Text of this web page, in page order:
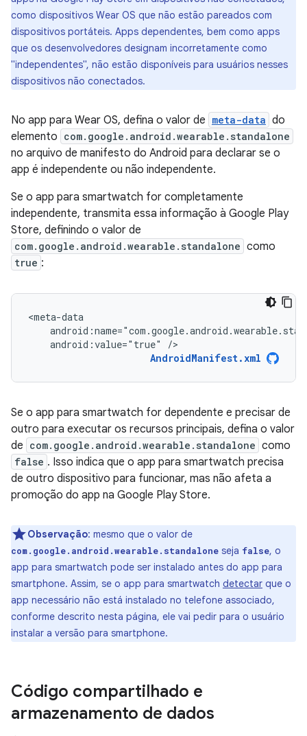
como dispositivos Wear OS que não estão pareados com
dispositivos portáteis. Apps dependentes, bem como apps
que os desenvolvedores designam incorretamente como
"independentes", não estão disponíveis para usuários nesses
dispositivos não conectados.
No app para Wear OS, defina o valor de meta-data do
elemento com.google.android.wearable.standalone
no arquivo de manifesto do Android para declarar se o
app é independente ou não independente.
Se o app para smartwatch for completamente
independente, transmita essa informação à Google Play
Store, definindo o valor de
com.google.android.wearable.standalone como
true :
android:value="true"
/>
AndroidManifest.xml
Se o app para smartwatch for dependente e precisar de
outro para executar os recursos principais, defina o valor
de com.google.android.wearable.standalone como
false . Isso indica que o app para smartwatch precisa
de outro dispositivo para funcionar, mas não afeta a
promoção do app na Google Play Store.
Observação: mesmo que o valor de
com.google.android.wearable.standalone seja false, o
app para smartwatch pode ser instalado antes do app para
smartphone. Assim, se o app para smartwatch detectar que o
app necessário não está instalado no telefone associado,
conforme descrito nesta página, ele vai pedir para o usuário
instalar a versão para smartphone.
Código compartilhado e
armazenamento de dados